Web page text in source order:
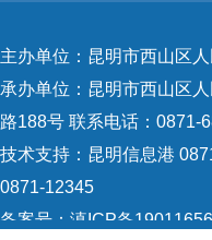
主办单位：昆明市西山区
承办单位：昆明市西山区
路188号 联系电话：0871-
技术支持： 昆明信息港
0871-12345
备案号： 滇ICP备